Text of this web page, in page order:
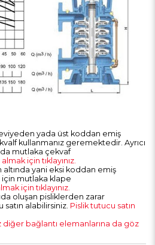
yada üst koddan emiş
kullanmanız geremektedir. Ayrıcı
mutlaka çekvaf
için tıklayınız.
altında yani eksi koddan emiş
için mutlaka klape
için tıklayınız.
oluşan pisliklerden zarar
alabilirsiniz. Pislik tutucu satın
diğer bağlantı elemanlarına da göz